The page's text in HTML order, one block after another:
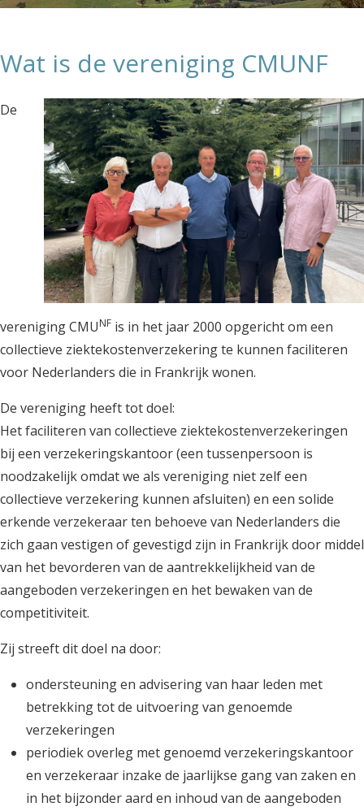
Wat is de vereniging CMUNF
De
vereniging CMUNF is in het jaar 2000 opgericht om een
collectieve ziektekostenverzekering te kunnen faciliteren
voor Nederlanders die in Frankrijk wonen.
De vereniging heeft tot doel:
Het faciliteren van collectieve ziektekostenverzekeringen
bij een verzekeringskantoor (een tussenpersoon is
noodzakelijk omdat we als vereniging niet zelf een
collectieve verzekering kunnen afsluiten) en een solide
erkende verzekeraar ten behoeve van Nederlanders die
zich gaan vestigen of gevestigd zijn in Frankrijk door middel
van het bevorderen van de aantrekkelijkheid van de
aangeboden verzekeringen en het bewaken van de
competitiviteit.
Zij streeft dit doel na door:
ondersteuning en advisering van haar leden met
betrekking tot de uitvoering van genoemde
verzekeringen
periodiek overleg met genoemd verzekeringskantoor
en verzekeraar inzake de jaarlijkse gang van zaken en
in het bijzonder aard en inhoud van de aangeboden